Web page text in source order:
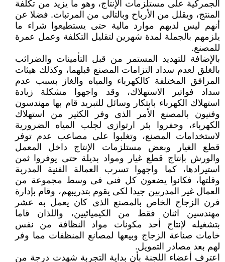
الجمركية على مستلزمات الإنتاج، وهو ما يزيد من تكلفة
المنتج، ويقلل من الأرباح وبالتالى من المرتبات. فضلا عن
أنهم ليس لديهم موارد مالية حتى يستطيعوا شراء ما
يلزمهم بالجملة لمدة شهرين لتقليل التكلفة وعمل عمرة
للمصنع.
بالإضافة للتهديد المستمر من قبل التأمينات والضرائب
بالغلق لعدم سداد التزامات المصنع قبلهما، وكذلك هيئات
المرافق المختلفة كالكهرباء والمياه والغاز بسبب عدم
سداد فواتير الاستهلاك، وقد واجهوا مشكلة زيادة
استهلاك الكهرباء بابتكار وسائل للتبريد قام بها مهندسون
وفنيون بالمصنع الأمر الذى وفر الكثير من استهلاك
الكهرباء، وحفروا بئر ارتوازى لجلب المياه الضرورية
لاستخدامات المصنع، وتغلبوا على مصاعب عدم توفر
قطع الغيار وبعض مستلزمات الإنتاج داخل المعمل
والورش بإنتاج قطع غيار ومواد بديلة حتى يوفروا ثمن
استيرادها، كما واجهوا تسرب العمالة الفنية المدربة
وقلتها، فكانوا يضعون كل فنى فى وسط مجموعة من
العمال غير المدربين جيدا لكى يقوم بتدريبهم، وقام بإدارة
فرن الزجاج الخاص بالمصنع الذى كان يعمل به عشر
مهندسين اثنان فقط من الكيميائيين، واللذان قاما
بتشغيله لإنتاج أحد مكونات مواد النظافة من نفس
خامات صناعة الزجاج وبيعها لمصانع المنظفات مما وفر
لهم بعد مصادر التمويل.
اعترف أعضاء اللجنة بأن بداية التجربة شهدت درجة من